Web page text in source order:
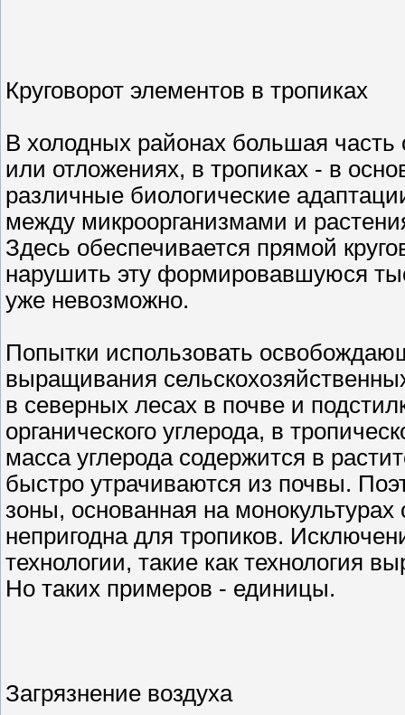
Круговорот элементов в тропиках
В холодных районах большая часть
или отложениях, в тропиках - в
различные биологические
между микроорганизмами и
Здесь обеспечивается прямой
нарушить эту формировавшуюся
уже невозможно.
Попытки использовать
выращивания
в северных лесах в почве и
органического углерода, в
масса углерода содержится в
быстро утрачиваются из почвы.
зоны, основанная на
непригодна для тропиков.
технологии, такие как технология
Но таких примеров - единицы.
Загрязнение воздуха